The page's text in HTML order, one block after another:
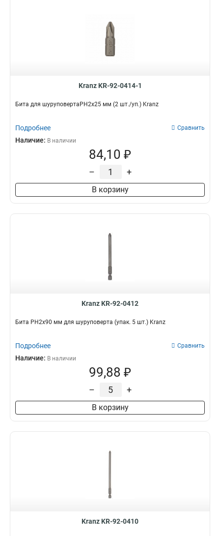
Kranz KR-92-0414-1
Бита для шуруповертаPH2х25 мм (2 шт./уп.) Kranz
Подробнее Сравнить
Наличие: В наличии
84,10 ₽
– +
В корзину
Kranz KR-92-0412
Бита PH2х90 мм для шуруповерта (упак. 5 шт.) Kranz
Подробнее Сравнить
Наличие: В наличии
99,88 ₽
– +
В корзину
Kranz KR-92-0410